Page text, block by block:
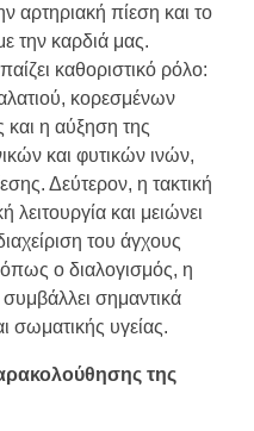
αρτηριακή πίεση και το
την καρδιά μας.
καθοριστικό ρόλο:
κορεσμένων
η αύξηση της
και φυτικών ινών,
Δεύτερον, η τακτική
λειτουργία και μειώνει
του άγχους
ο διαλογισμός, η
σημαντικά
σωματικής υγείας.
της